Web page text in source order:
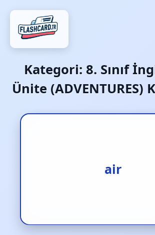
Kategori: 8. Sınıf
Ünite (ADVENTURES)
air
hava